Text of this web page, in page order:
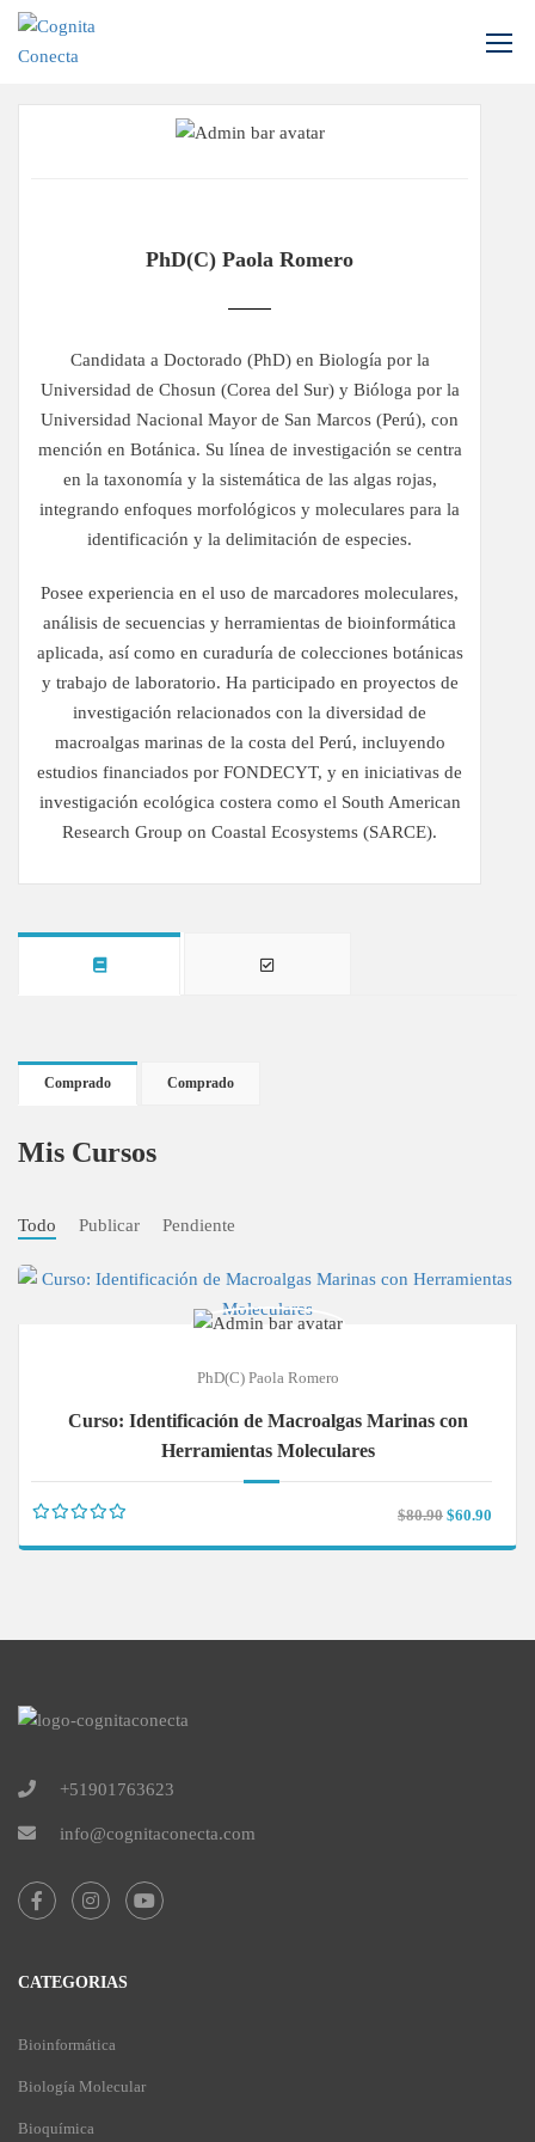
Inicio Perfil
PhD(c) Paola Romero
Candidata a Doctorado (PhD) en Biología por la
Universidad de Chosun (Corea del Sur) y Bióloga por la
Universidad Nacional Mayor de San Marcos (Perú), con
mención en Botánica. Su línea de investigación se centra
en la taxonomía y la sistemática de las algas rojas,
integrando enfoques morfológicos y moleculares para la
identificación y la delimitación de especies.
Posee experiencia en el uso de marcadores moleculares,
análisis de secuencias y herramientas de bioinformática
aplicada, así como en curaduría de colecciones botánicas
y trabajo de laboratorio. Ha participado en proyectos de
investigación relacionados con la diversidad de
macroalgas marinas de la costa del Perú, incluyendo
estudios financiados por FONDECYT, y en iniciativas de
investigación ecológica costera como el South American
Research Group on Coastal Ecosystems (SARCE).
Comprado Comprado
Mis Cursos
Todo Publicar Pendiente
PhD(c) Paola Romero
Curso: Identificación de Macroalgas Marinas con
Herramientas Moleculares
$80.90 $60.90
+51901763623
info@cognitaconecta.com
CATEGORIAS
Bioinformática
Biología Molecular
Bioquímica